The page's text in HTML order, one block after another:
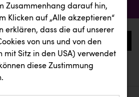
0
Zusammenhang darauf hin,
Klicken auf „Alle akzeptieren“
erklären, dass die auf unserer
von uns und von den
mit Sitz in den USA) verwendet
diese Zustimmung